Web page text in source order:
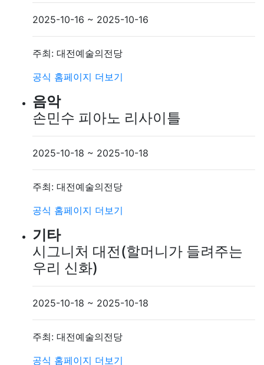
2025-10-16 ~ 2025-10-16
주최: 대전예술의전당
공식 홈페이지 더보기
음악
손민수 피아노 리사이틀
2025-10-18 ~ 2025-10-18
주최: 대전예술의전당
공식 홈페이지 더보기
기타
시그니처 대전(할머니가 들려주는
우리 신화)
2025-10-18 ~ 2025-10-18
주최: 대전예술의전당
공식 홈페이지 더보기